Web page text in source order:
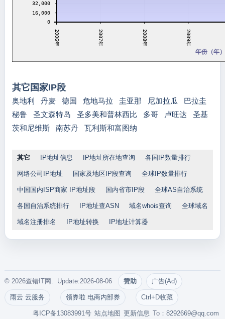
0
16,000
32,000
2006年 2007年 2008年 2009年
年份（年）
其它国家IP段
奥地利 丹麦 德国 危地马拉 圭亚那 尼加拉瓜
巴拉圭
秘鲁
圣文森特岛 圣多美和普林西比 多哥 卢旺达
圣基
茨和尼维斯
南苏丹 瓦利斯和富图纳
其它 IP地址信息 IP地址所在地查询 各国IP数量排行
网络公司IP地址 国家及地区IP段查询 全球IP数量排行
中国国内ISP商家 IP地址段 国内省市IP段 全球AS自治系统
各国自治系统排行 IP地址查ASN 域名whois查询 全球域名
域名注册排名 IP地址转换 IP地址计算器
© 2026查错IT网. Update:2026-08-06 赞助 广告(Ad)
雨云 云服务 领券啦 电商内部券 Ctrl+D收藏
To：8292669@qq.com
更新信息
站点地图
粤ICP备13083991号